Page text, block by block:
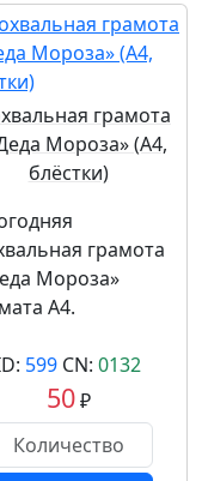
грамота
Мороза» (А4,
блёстки)
грамота
Мороза»
А4.
599 CN: 0132
50₽